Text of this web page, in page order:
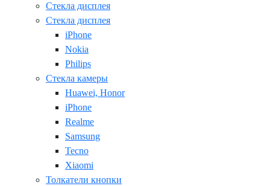
Стекла дисплея
Стекла дисплея
iPhone
Nokia
Philips
Стекла камеры
Huawei, Honor
iPhone
Realme
Samsung
Tecno
Xiaomi
Толкатели кнопки